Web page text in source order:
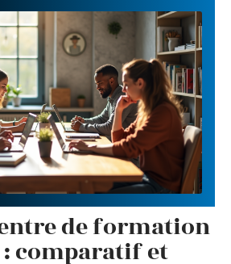
de formation
comparatif et